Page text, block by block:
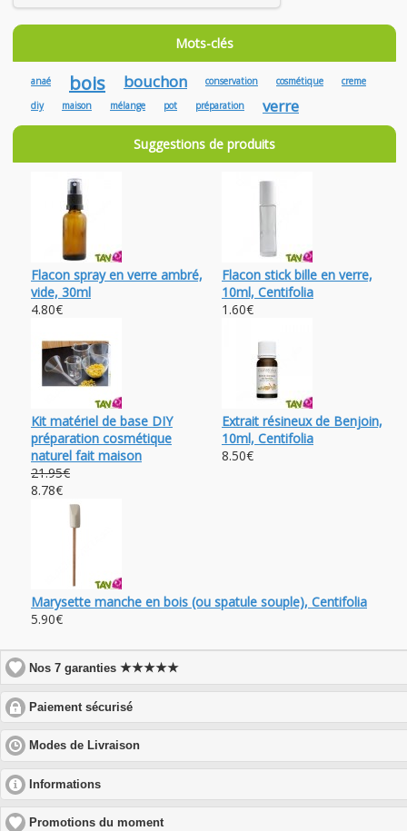
Mots-clés
anaé bois bouchon conservation cosmétique
creme
diy
maison mélange pot préparation verre
Suggestions de produits
Flacon spray en verre ambré,
vide, 30ml
4.80€
Flacon stick bille en verre,
10ml, Centifolia
1.60€
Kit matériel de base DIY
préparation cosmétique
naturel fait maison
21.95€
8.78€
Extrait résineux de Benjoin,
10ml, Centifolia
8.50€
Marysette manche en bois (ou spatule souple), Centifolia
5.90€
Nos 7 garanties★★★★★
Paiement sécurisé
to
expand
Modes de Livraison
to
contents
Informations
to
expand
Promotions du moment